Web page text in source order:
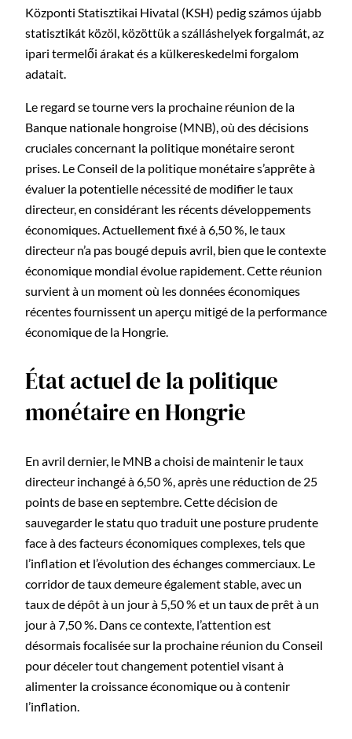
Központi Statisztikai Hivatal (KSH) pedig számos újabb
statisztikát közöl, közöttük a szálláshelyek forgalmát, az
ipari termelői árakat és a külkereskedelmi forgalom
adatait.
Le regard se tourne vers la prochaine réunion de la
Banque nationale hongroise (MNB), où des décisions
cruciales concernant la politique monétaire seront
prises. Le Conseil de la politique monétaire s’apprête à
évaluer la potentielle nécessité de modifier le taux
directeur, en considérant les récents développements
économiques. Actuellement fixé à 6,50 %, le taux
directeur n’a pas bougé depuis avril, bien que le contexte
économique mondial évolue rapidement. Cette réunion
survient à un moment où les données économiques
récentes fournissent un aperçu mitigé de la performance
économique de la Hongrie.
État actuel de la politique
monétaire en Hongrie
En avril dernier, le MNB a choisi de maintenir le taux
directeur inchangé à 6,50 %, après une réduction de 25
points de base en septembre. Cette décision de
sauvegarder le statu quo traduit une posture prudente
face à des facteurs économiques complexes, tels que
l’inflation et l’évolution des échanges commerciaux. Le
corridor de taux demeure également stable, avec un
taux de dépôt à un jour à 5,50 % et un taux de prêt à un
jour à 7,50 %. Dans ce contexte, l’attention est
désormais focalisée sur la prochaine réunion du Conseil
pour déceler tout changement potentiel visant à
alimenter la croissance économique ou à contenir
l’inflation.